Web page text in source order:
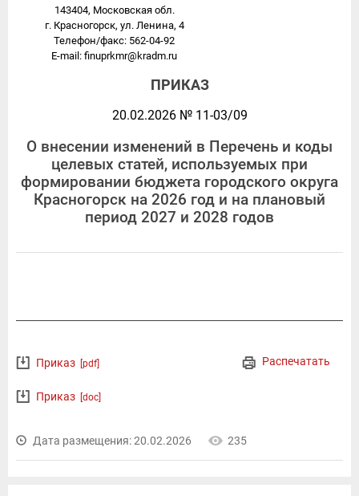
143404, Московская обл.
г. Красногорск, ул. Ленина, 4
Телефон/факс: 562-04-92
E-mail: finuprkmr@kradm.ru
ПРИКАЗ
20.02.2026 № 11-03/09
О внесении изменений в Перечень и коды
целевых статей, используемых при
формировании бюджета городского округа
Красногорск на 2026 год и на плановый
период 2027 и 2028 годов
Распечатать
Приказ [pdf]
Приказ [doc]
Дата размещения: 20.02.2026 235